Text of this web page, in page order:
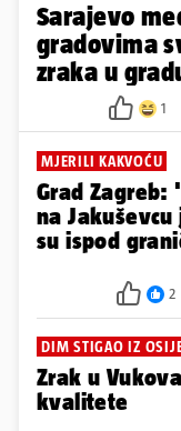
Sarajevo
gradovima
zraka u
1
MJERILI KAKVOĆU
Grad Zagreb:
na
su ispod
2
DIM STIGAO IZ
Zrak u
kvalitete